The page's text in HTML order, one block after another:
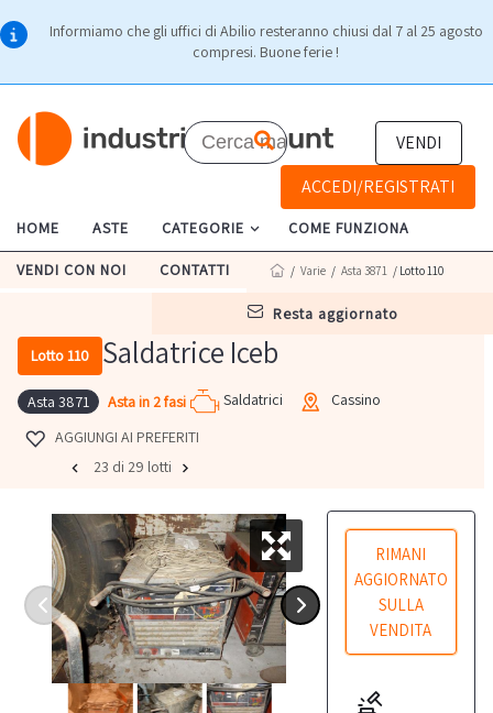
Informiamo che gli uffici di Abilio resteranno chiusi dal 7 al 25 agosto
compresi. Buone ferie !
VENDI
ACCEDI/REGISTRATI
HOME ASTE CATEGORIE COME FUNZIONA
VENDI CON NOI CONTATTI
resta aggiornato
/ Varie / Asta 3871 / Lotto 110
Lotto 110 Saldatrice Iceb
Asta 3871 Asta in 2 fasi Saldatrici
Cassino
AGGIUNGI AI PREFERITI
23 di 29 lotti
RIMANI
AGGIORNATO
SULLA
VENDITA